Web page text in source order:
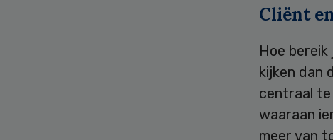
Cliënt
Hoe
kijken dan
centraal te
waaraan
meer van